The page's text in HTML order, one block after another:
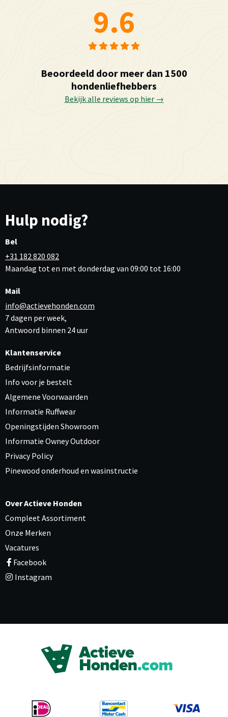
9.6
Beoordeeld door meer dan 1500
hondenliefhebbers
Bekijk alle reviews op hier →
Hulp nodig?
Bel
+31 182 820 082
Maandag tot en met donderdag van 09:00 tot 16:00
Mail
info@actievehonden.com
7 dagen per week,
Antwoord binnen 24 uur
Klantenservice
Bedrijfsinformatie
Info voor je bestelt
Algemene Voorwaarden
Informatie Ruffwear
Openingstijden Showroom
Informatie Owney Outdoor
Privacy Policy
Pinewood onderhoud en wasinstructie
Over Actieve Honden
Compleet Assortiment
Onze Merken
Vacatures
Facebook
Instagram